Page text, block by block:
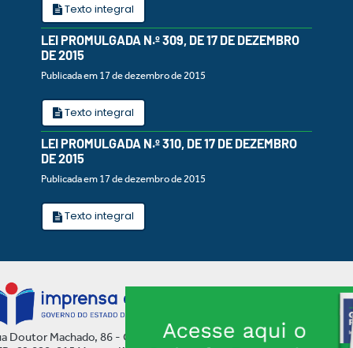
Texto integral
LEI PROMULGADA N.º 309, DE 17 DE DEZEMBRO
DE 2015
Publicada em 17 de dezembro de 2015
Texto integral
LEI PROMULGADA N.º 310, DE 17 DE DEZEMBRO
DE 2015
Publicada em 17 de dezembro de 2015
Texto integral
Doutor Machado, 86 - Centro